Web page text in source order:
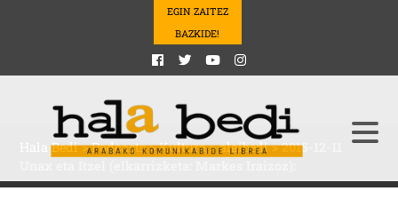
EGIN ZAITEZ
BAZKIDE!
Hala Bedi>Podcasts>Kultura>alaibedi>2015-12-11